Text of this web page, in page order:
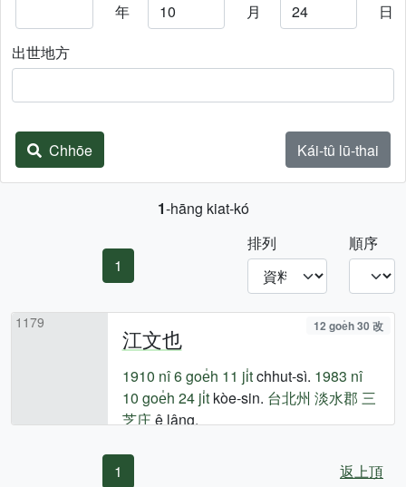
年
月
日
出世地方
Chhōe Kái-tû lū-thai
1-hāng kiat-kó
1
排列 順序
1179
江文也 12 goe̍h 30 改
1910 nî6 goe̍h 11 ji̍tchhut-sì. 1983 nî
10 goe̍h 24 ji̍tkòe-sin. 台北州 淡水郡 三
芝庄ê lâng.
1 返上頂